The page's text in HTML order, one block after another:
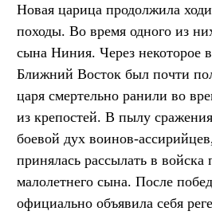
Новая царица продолжила
походы. Во время одного из
сына Ниния. Через некоторое
Ближний Восток был почти
царя смертельно ранили во
из крепостей. В пылу
боевой дух воинов-
принялась рассылать в
малолетнего сына. После
официально объявила себя